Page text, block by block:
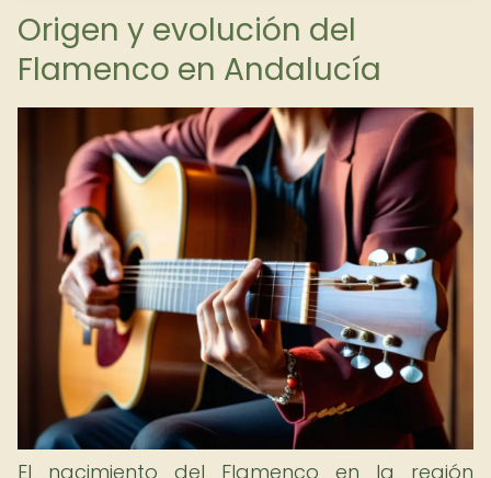
Origen y evolución del
Flamenco en Andalucía
El nacimiento del Flamenco en la región